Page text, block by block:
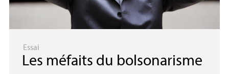
Essai
Les méfaits du bolsonarisme